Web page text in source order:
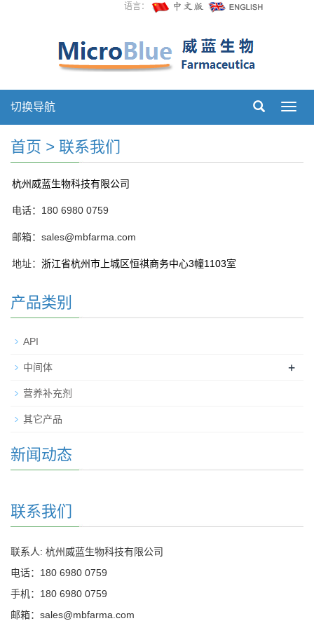
语言：
切
切换导航
首页 > 联系我们
杭州威蓝生物科技有限公司
电话：180 6980 0759
邮箱：sales@mbfarma.com
地址： 浙江省杭州市上城区恒祺商务中心3幢1103室
产品类别
API
中间体 +
营养补充剂
其它产品
新闻动态
联系我们
联系人: 杭州威蓝生物科技有限公司
电话：180 6980 0759
手机：180 6980 0759
邮箱：sales@mbfarma.com